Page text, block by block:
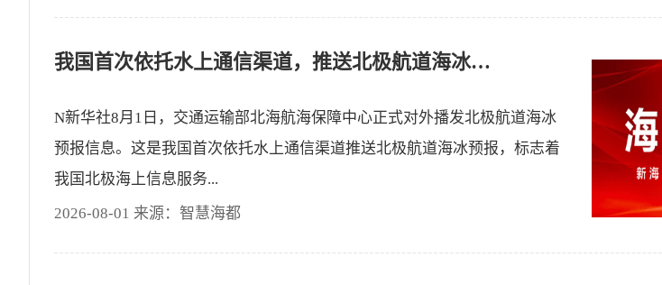
我国首次依托水上通信渠道，推送北极航道海冰预报
N新华社8月1日，交通运输部北海航海保障中心正式对外播发北极航道海冰
预报信息。这是我国首次依托水上通信渠道推送北极航道海冰预报，标志着
我国北极海上信息服务...
2026-08-01 来源：智慧海都